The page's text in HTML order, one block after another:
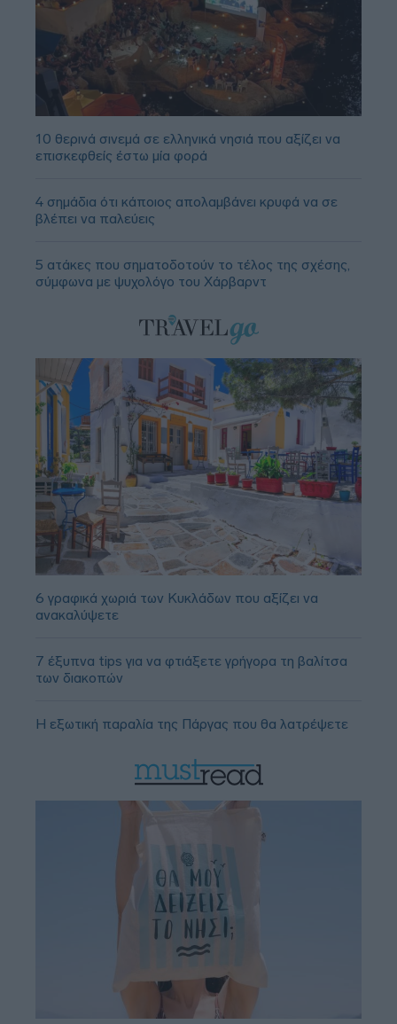
10 θερινά σινεμά σε ελληνικά νησιά που αξίζει να
επισκεφθείς έστω μία φορά
4 σημάδια ότι κάποιος απολαμβάνει κρυφά να σε
βλέπει να παλεύεις
5 ατάκες που σηματοδοτούν το τέλος της σχέσης,
σύμφωνα με ψυχολόγο του Χάρβαρντ
6 γραφικά χωριά των Κυκλάδων που αξίζει να
ανακαλύψετε
7 έξυπνα tips για να φτιάξετε γρήγορα τη βαλίτσα
των διακοπών
Η εξωτική παραλία της Πάργας που θα λατρέψετε